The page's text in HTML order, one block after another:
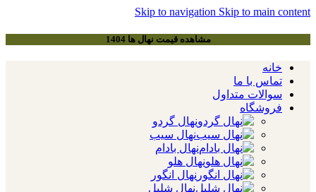
Skip to navigation Skip to main content
مشاهده قیمت نهال ها 1404
خانه
تماس با ما
سوالات متداول
فروشگاه
نهال گردو
نهال سیب
نهال بادام
نهال هلو
نهال انگور
نهال شلیل